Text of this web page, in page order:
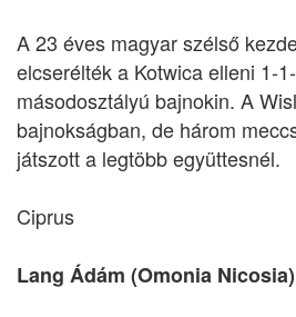
A 23 éves magyar szélső
elcserélték a Kotwica elleni 1-
másodosztályú bajnokin. A
bajnokságban, de három
játszott a legtöbb együttesnél.
Ciprus
Lang Ádám (Omonia Nicosia)